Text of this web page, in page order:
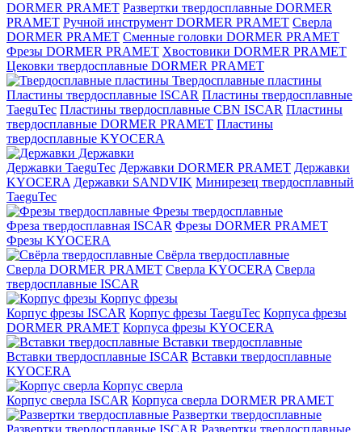
DORMER PRAMET Развертки твердосплавные DORMER
PRAMET Ручной инструмент DORMER PRAMET Сверла
DORMER PRAMET Сменные головки DORMER PRAMET
Фрезы DORMER PRAMET Хвостовики DORMER PRAMET
Цековки твердосплавные DORMER PRAMET
Твердосплавные пластины
Пластины твердосплавные ISCAR Пластины твердосплавные
TaeguTec Пластины твердосплавные CBN ISCAR Пластины
твердосплавные DORMER PRAMET Пластины
твердосплавные KYOCERA
Державки
Державки TaeguTec Державки DORMER PRAMET Державки
KYOCERA Державки SANDVIK Минирезец твердосплавный
TaeguTec
Фрезы твердосплавные
Фреза твердосплавная ISCAR Фрезы DORMER PRAMET
Фрезы KYOCERA
Свёрла твердосплавные
Сверла DORMER PRAMET Сверла KYOCERA Сверла
твердосплавные ISCAR
Корпус фрезы
Корпус фрезы ISCAR Корпус фрезы TaeguTec Корпуса фрезы
DORMER PRAMET Корпуса фрезы KYOCERA
Вставки твердосплавные
Вставки твердосплавные ISCAR Вставки твердосплавные
KYOCERA
Корпус сверла
Корпус сверла ISCAR Корпуса сверла DORMER PRAMET
Развертки твердосплавные